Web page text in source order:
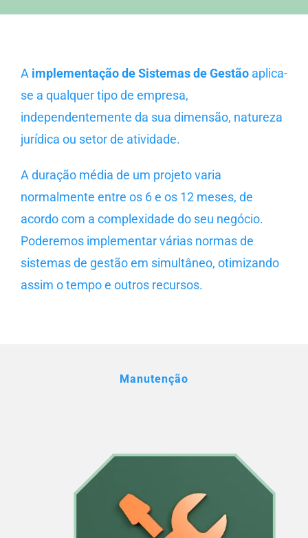
A implementação de Sistemas de Gestãoaplica-
se a qualquer tipo de empresa,
independentemente da sua dimensão, natureza
jurídica ou setor de atividade.
A duração média de um projeto varia
normalmente entre os 6 e os 12 meses, de
acordo com a complexidade do seu negócio.
Poderemos implementar várias normas de
sistemas de gestão em simultâneo, otimizando
assim o tempo e outros recursos.
Manutenção